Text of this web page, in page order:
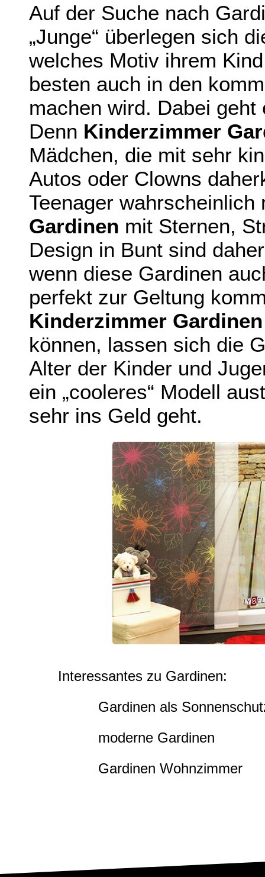
Auf der Suche nach
„Junge“ überlegen sich
welches Motiv ihrem
besten auch in den
machen wird. Dabei
Denn Kinderzimmer
Mädchen, die mit sehr
Autos oder Clowns
Teenager
Gardinen mit Sternen,
Design in Bunt sind
wenn diese Gardinen
perfekt zur Geltung
Kinderzimmer
können, lassen sich die
Alter der Kinder und
ein „cooleres“ Modell
sehr ins Geld geht.
Interessantes zu Gardinen:
Gardinen als
moderne Gardinen
Gardinen Wohnzimmer